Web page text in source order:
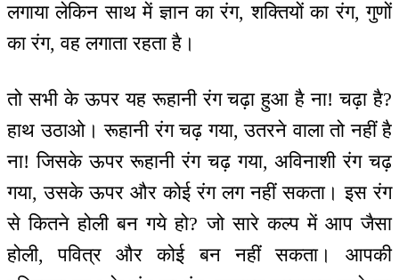
लगाया लेकिन साथ में ज्ञान का रंग, शक्तियों का रंग, गुणों
का रंग, वह लगाता रहता है।
तो सभी के ऊपर यह रूहानी रंग चढ़ा हुआ है ना! चढ़ा है?
हाथ उठाओ। रूहानी रंग चढ़ गया, उतरने वाला तो नहीं है
ना! जिसके ऊपर रूहानी रंग चढ़ गया, अविनाशी रंग चढ़
गया, उसके ऊपर और कोई रंग लग नहीं सकता। इस रंग
से कितने होली बन गये हो? जो सारे कल्प में आप जैसा
होली, पवित्र और कोई बन नहीं सकता। आपकी